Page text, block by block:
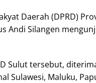
Daerah (DPRD)
Andi Silangen
Sulut tersebut,
Sulawesi, Maluku,